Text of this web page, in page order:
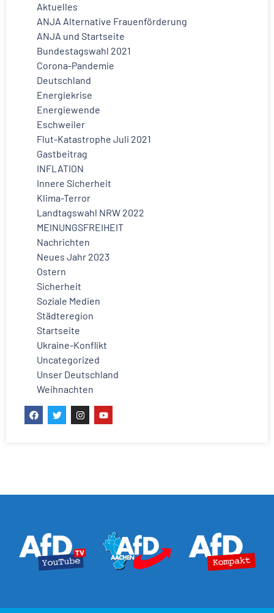
Aktuelles
ANJA Alternative Frauenförderung
ANJA und Startseite
Bundestagswahl 2021
Corona-Pandemie
Deutschland
Energiekrise
Energiewende
Eschweiler
Flut-Katastrophe Juli 2021
Gastbeitrag
INFLATION
Innere Sicherheit
Klima-Terror
Landtagswahl NRW 2022
MEINUNGSFREIHEIT
Nachrichten
Neues Jahr 2023
Ostern
Sicherheit
Soziale Medien
Städteregion
Startseite
Ukraine-Konflikt
Uncategorized
Unser Deutschland
Weihnachten